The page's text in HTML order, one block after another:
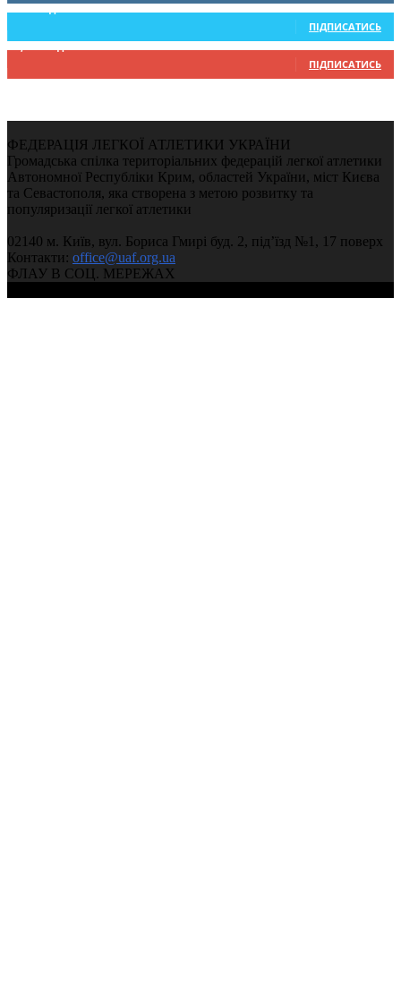
234 Підписників
ПІДПИСАТИСЬ
9,370 Підписників
ПІДПИСАТИСЬ
ФЕДЕРАЦІЯ ЛЕГКОЇ АТЛЕТИКИ УКРАЇНИ
Громадська спілка територіальних федерацій легкої атлетики
Автономної Республіки Крим, областей України, міст Києва
та Севастополя, яка створена з метою розвитку та
популяризації легкої атлетики
02140 м. Київ, вул. Бориса Гмирі буд. 2, під’їзд №1, 17 поверх
Контакти: office@uaf.org.ua
ФЛАУ В СОЦ. МЕРЕЖАХ